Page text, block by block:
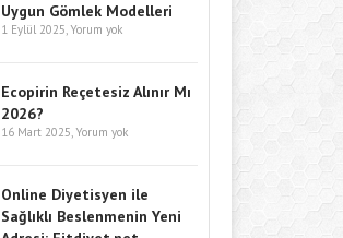
Uygun Gömlek Modelleri
1 Eylül 2025, Yorum yok
Ecopirin Reçetesiz Alınır Mı
2026?
16 Mart 2025, Yorum yok
Online Diyetisyen ile
Sağlıklı Beslenmenin Yeni